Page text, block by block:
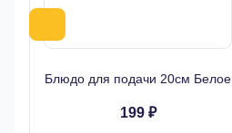
Блюдо для подачи 20см Белое
199 ₽